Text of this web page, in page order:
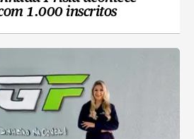
1.000 inscritos